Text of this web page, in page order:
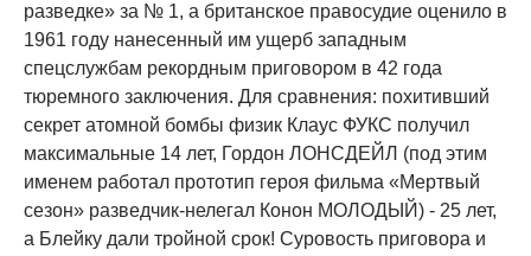
разведке» за № 1, а британское правосудие оценило в
1961 году нанесенный им ущерб западным
спецслужбам рекордным приговором в 42 года
тюремного заключения. Для сравнения: похитивший
секрет атомной бомбы физик Клаус ФУКС получил
максимальные 14 лет, Гордон ЛОНСДЕЙЛ (под этим
именем работал прототип героя фильма «Мертвый
сезон» разведчик-нелегал Конон МОЛОДЫЙ) - 25 лет,
а Блейку дали тройной срок! Cуровость приговора и